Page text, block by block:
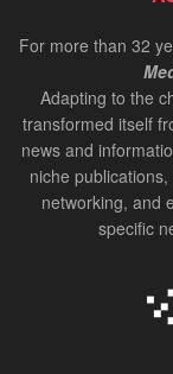
For more than 32
Adapting to the
transformed itself
news and
niche
networking, and
specific